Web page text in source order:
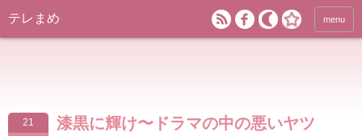
テレまめ menu
21
漆黒に輝け〜ドラマの中の悪いヤツ